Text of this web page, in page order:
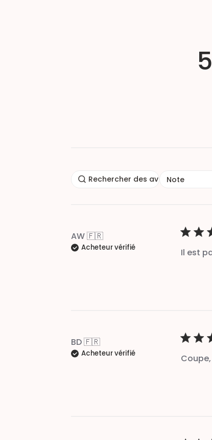
5
Note
AW 🇫🇷
Acheteur vérifié Il est
BD 🇫🇷
Acheteur vérifié